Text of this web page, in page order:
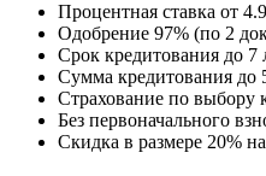
Процентная ставка от
Одобрение 97% (по 2
Срок кредитования до 7
Сумма кредитования до
Страхование по выбору
Без первоначального
Скидка в размере 20%